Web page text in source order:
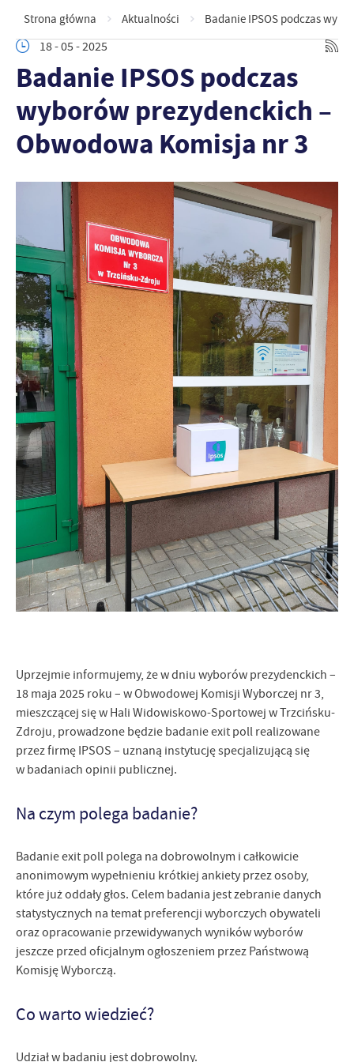
Strona główna Aktualności
Badanie IPSOS podczas
18 - 05 - 2025
Badanie IPSOS podczas
wyborów prezydenckich –
Obwodowa Komisja nr 3
Uprzejmie informujemy, że w dniu wyborów prezydenckich –
18 maja 2025 roku – w Obwodowej Komisji Wyborczej nr 3,
mieszczącej się w Hali Widowiskowo-Sportowej w Trzcińsku-
Zdroju, prowadzone będzie badanie exit poll realizowane
przez firmę IPSOS – uznaną instytucję specjalizującą się
w badaniach opinii publicznej.
Na czym polega badanie?
Badanie exit poll polega na dobrowolnym i całkowicie
anonimowym wypełnieniu krótkiej ankiety przez osoby,
które już oddały głos. Celem badania jest zebranie danych
statystycznych na temat preferencji wyborczych obywateli
oraz opracowanie przewidywanych wyników wyborów
jeszcze przed oficjalnym ogłoszeniem przez Państwową
Komisję Wyborczą.
Co warto wiedzieć?
Udział w badaniu jest dobrowolny.